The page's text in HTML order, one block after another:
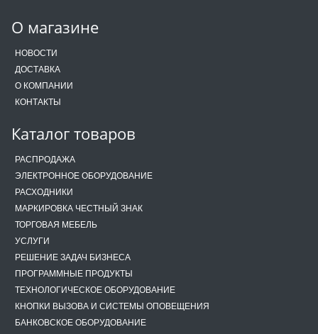
О магазине
НОВОСТИ
ДОСТАВКА
О КОМПАНИИ
КОНТАКТЫ
Каталог товаров
РАСПРОДАЖА
ЭЛЕКТРОННОЕ ОБОРУДОВАНИЕ
РАСХОДНИКИ
МАРКИРОВКА ЧЕСТНЫЙ ЗНАК
ТОРГОВАЯ МЕБЕЛЬ
УСЛУГИ
РЕШЕНИЕ ЗАДАЧ БИЗНЕСА
ПРОГРАММНЫЕ ПРОДУКТЫ
ТЕХНОЛОГИЧЕСКОЕ ОБОРУДОВАНИЕ
КНОПКИ ВЫЗОВА И СИСТЕМЫ ОПОВЕЩЕНИЯ
БАНКОВСКОЕ ОБОРУДОВАНИЕ